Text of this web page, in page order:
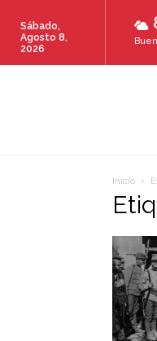
Sábado,
Agosto 8,
2026
Inicio